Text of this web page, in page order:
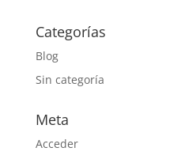
Categorías
Blog
Sin categoría
Meta
Acceder